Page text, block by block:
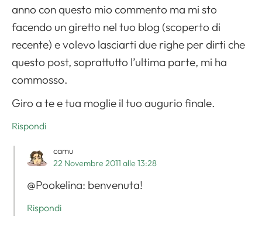
anno con questo mio commento ma mi sto
facendo un giretto nel tuo blog (scoperto di
recente) e volevo lasciarti due righe per dirti che
questo post, soprattutto l’ultima parte, mi ha
commosso.
Giro a te e tua moglie il tuo augurio finale.
Rispondi
camu
22 Novembre 2011 alle 13:28
@Pookelina: benvenuta!
Rispondi